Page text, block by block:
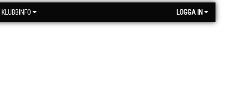
KLUBBINFO LOGGA IN